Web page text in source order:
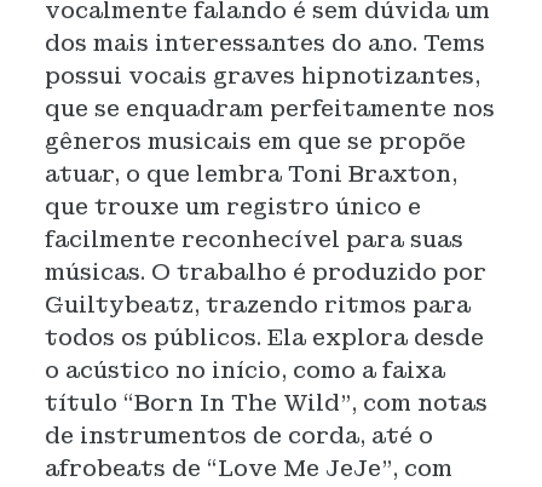
vocalmente falando é sem dúvida um
dos mais interessantes do ano. Tems
possui vocais graves hipnotizantes,
que se enquadram perfeitamente nos
gêneros musicais em que se propõe
atuar, o que lembra Toni Braxton,
que trouxe um registro único e
facilmente reconhecível para suas
músicas. O trabalho é produzido por
Guiltybeatz, trazendo ritmos para
todos os públicos. Ela explora desde
o acústico no início, como a faixa
título “Born In The Wild”, com notas
de instrumentos de corda, até o
afrobeats de “Love Me JeJe”, com